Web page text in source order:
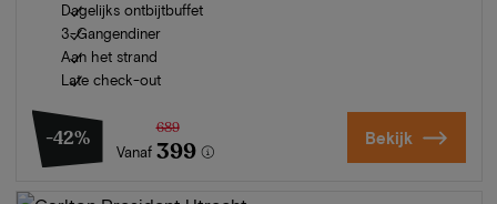
Dagelijks ontbijtbuffet
3-Gangendiner
Aan het strand
Late check-out
-42%
Vanaf
689
399 Bekijk